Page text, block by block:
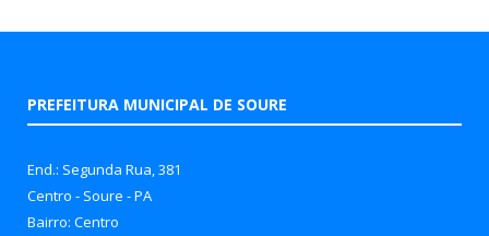
PREFEITURA MUNICIPAL DE SOURE
End.: Segunda Rua, 381
Centro - Soure - PA
Bairro: Centro